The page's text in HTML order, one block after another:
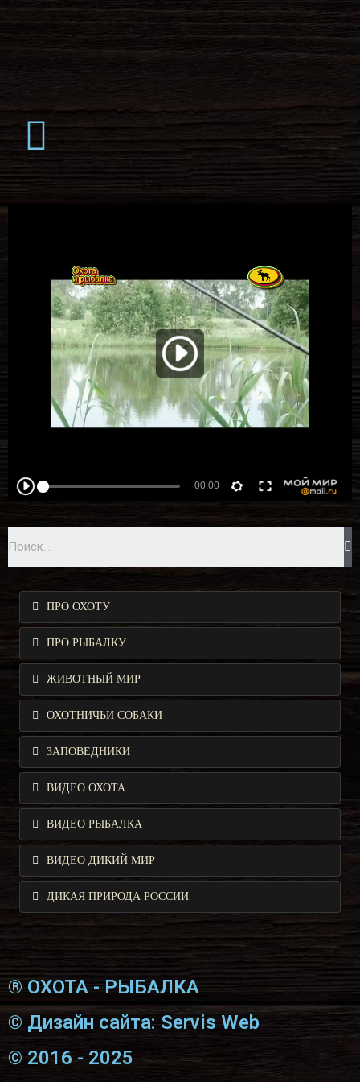
ПРО ОХОТУ
ПРО РЫБАЛКУ
ЖИВОТНЫЙ МИР
ОХОТНИЧЬИ СОБАКИ
ЗАПОВЕДНИКИ
ВИДЕО ОХОТА
ВИДЕО РЫБАЛКА
ВИДЕО ДИКИЙ МИР
ДИКАЯ ПРИРОДА РОССИИ
® ОХОТА - РЫБАЛКА
© Дизайн сайта: Servis Web
© 2016 - 2025